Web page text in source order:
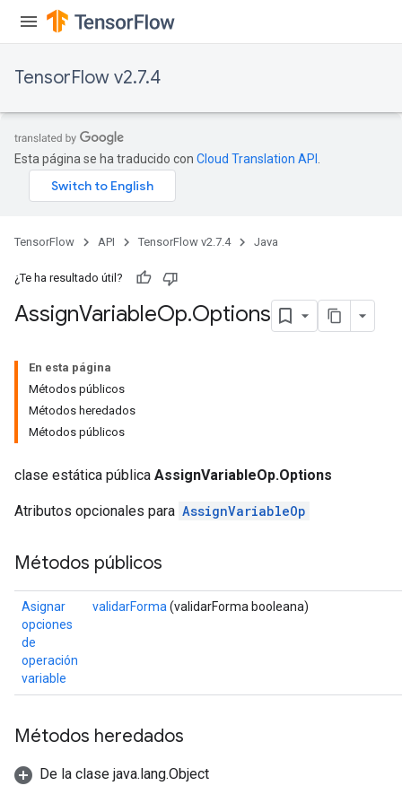
TensorFlow v2.7.4
Esta página se ha traducido con Cloud Translation API
TensorFlow API TensorFlow v2.7.4 Java
¿Te ha resultado útil?
AssignVariableOp.Options
En esta página
Métodos públicos
Métodos heredados
Métodos públicos
clase estática pública AssignVariableOp.Options
Atributos opcionales para AssignVariableOp
Métodos públicos
Asignar
opciones
de
operación
variable
validarForma (validarForma booleana)
Métodos heredados
De la clase java.lang.Object